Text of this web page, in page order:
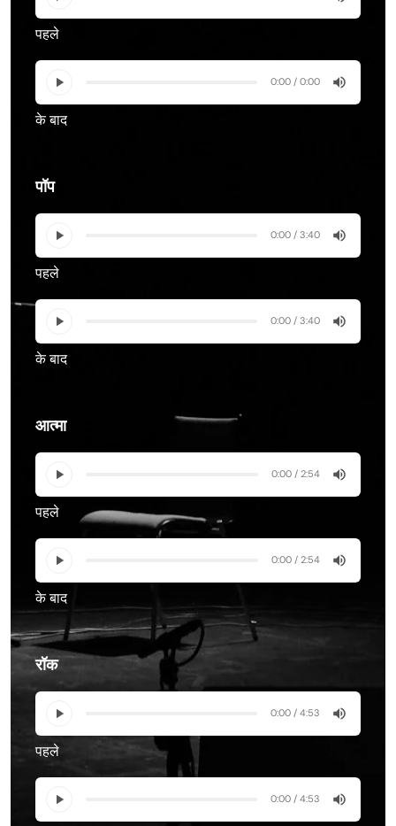
पहले
0:00 / 0:00
के बाद
पॉप
0:00 / 3:40
पहले
0:00 / 3:40
के बाद
आत्मा
0:00 / 2:54
पहले
0:00 / 2:54
के बाद
रॉक
0:00 / 4:53
पहले
0:00 / 4:53